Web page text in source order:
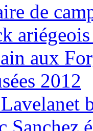
de
ariégeois
aux
2012